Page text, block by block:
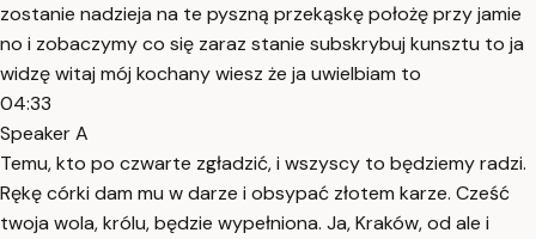
zostanie nadzieja na te pyszną przekąskę położę przy jamie
no i zobaczymy co się zaraz stanie subskrybuj kunsztu to ja
widzę witaj mój kochany wiesz że ja uwielbiam to
04:33
Speaker A
Temu, kto po czwarte zgładzić, i wszyscy to będziemy radzi.
Rękę córki dam mu w darze i obsypać złotem karze. Cześć
twoja wola, królu, będzie wypełniona. Ja, Kraków, od ale i